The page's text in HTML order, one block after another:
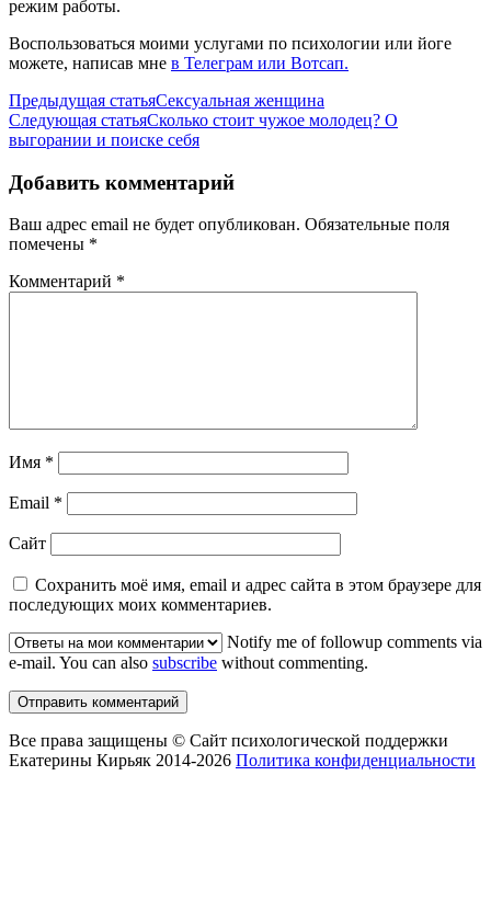
режим работы.
Воспользоваться моими услугами по психологии или йоге
можете, написав мне в Телеграм или Вотсап.
Навигация
по
Предыдущая статьяСексуальная женщина
Следующая статьяСколько стоит чужое молодец? О
выгорании и поиске себя
Добавить комментарий
Ваш адрес email не будет опубликован. Обязательные поля
помечены *
Комментарий *
Имя *
Email *
Сайт
Сохранить моё имя, email и адрес сайта в этом браузере для
последующих моих комментариев.
Notify me of followup comments via
e-mail. You can also subscribe without commenting.
Все права защищены © Сайт психологической поддержки
Екатерины Кирьяк 2014-2026 Политика конфиденциальности